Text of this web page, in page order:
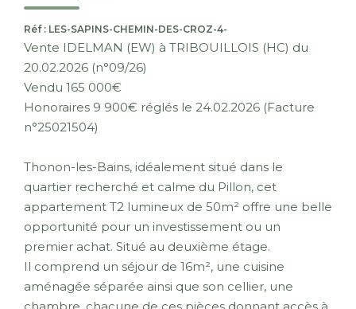
Réf : LES-SAPINS-CHEMIN-DES-CROZ-4-
Vente IDELMAN (EW) à TRIBOUILLOIS (HC) du
20.02.2026 (n°09/26)
Vendu 165 000€
Honoraires 9 900€ réglés le 24.02.2026 (Facture
n°25021504)
Thonon-les-Bains, idéalement situé dans le
quartier recherché et calme du Pillon, cet
appartement T2 lumineux de 50m² offre une belle
opportunité pour un investissement ou un
premier achat. Situé au deuxième étage.
Il comprend un séjour de 16m², une cuisine
aménagée séparée ainsi que son cellier, une
chambre, chacune de ces pièces donnant accès à